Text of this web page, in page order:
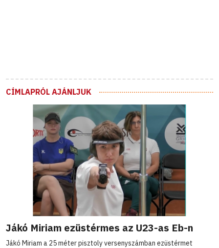
CÍMLAPRÓL AJÁNLJUK
Jákó Miriam ezüstérmes az U23-as Eb-n
Jákó Miriam a 25 méter pisztoly versenyszámban ezüstérmet